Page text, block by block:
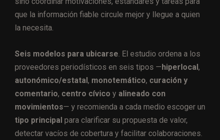
que la información fiable circule mejor y llegue a quien
la necesita.
Seis modelos para ubicarse . El estudio ordena a los
proveedores periodísticos en seis tipos —hiperlocal,
autonómico/estatal, monotemático, curación y
comentario, centro cívico y alineado con
movimientos— y recomienda a cada medio escoger un
tipo principal para clarificar su propuesta de valor,
detectar vacíos de cobertura y facilitar colaboraciones.